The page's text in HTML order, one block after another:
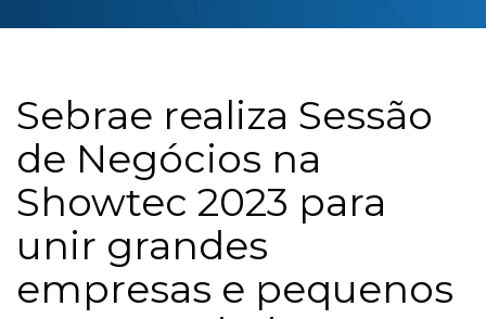
Sebrae realiza Sessão
de Negócios na
Showtec 2023 para
unir grandes
empresas e pequenos